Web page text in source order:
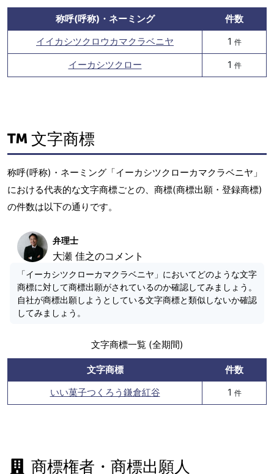
称呼(呼称)・ネーミング
件数
イイカシツクロウカマクラベニヤ
1 件
イーカシツクロー 1 件
文字商標
称呼(呼称)・ネーミング「イーカシツクローカマクラベニヤ」
における代表的な文字商標ごとの、商標(商標出願・登録商標)
の件数は以下の通りです。
弁理士
大瀬 佳之のコメント
「イーカシツクローカマクラベニヤ」においてどのような文字
商標に対して商標出願がされているのか確認してみましょう。
自社が商標出願しようとしている文字商標と類似しないか確認
してみましょう。
文字商標一覧 (全期間)
文字商標
件数
いい菓子つくろう鎌倉紅谷
1 件
商標権者・商標出願人